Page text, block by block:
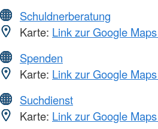
Schuldnerberatung
Karte: Link zur Google
Spenden
Karte: Link zur Google
Suchdienst
Karte: Link zur Google